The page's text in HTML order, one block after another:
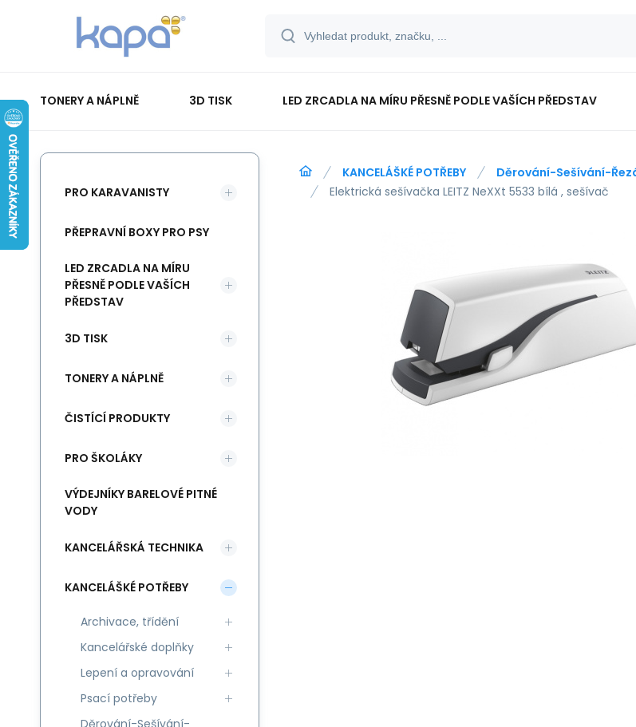
TONERY A NÁPLNĚ 3D TISK LED ZRCADLA NA MÍRU PŘESNĚ PODLE VAŠÍCH PŘEDSTAV
PAPÍR-ETIKETY-BLOKY-OBÁLKY
KANCELÁŠKÉ POTŘEBY Děrování-Sešívání-
Elektrická sešívačka LEITZ NeXXt 5533 bílá , sešívač
PRO KARAVANISTY
PŘEPRAVNÍ BOXY PRO PSY
LED ZRCADLA NA MÍRU
PŘESNĚ PODLE VAŠÍCH
PŘEDSTAV
3D TISK
TONERY A NÁPLNĚ
ČISTÍCÍ PRODUKTY
PRO ŠKOLÁKY
VÝDEJNÍKY BARELOVÉ PITNÉ
VODY
KANCELÁŘSKÁ TECHNIKA
KANCELÁŠKÉ POTŘEBY
Archivace, třídění
Kancelářské doplňky
Lepení a opravování
Psací potřeby
Děrování-Sešívání-